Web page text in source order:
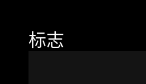
标志